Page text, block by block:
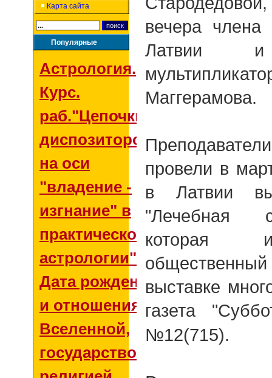
Карта сайта
Популярные
Астрология.
Курс.
раб."Цепочки
диспозиторов
на оси
"владение -
изгнание" в
практической
астрологии"
Дата рождения
и отношения со
Вселенной,
государством и
вечера члена
Латвии и
Маггерамова.
провели в
в Латвии
"Лечебная
которая
выставке
газета
№12(715).